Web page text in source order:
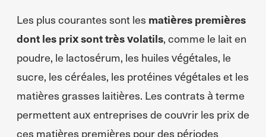
Les plus courantes sont les matières premières
dont les prix sont très volatils, comme le lait en
poudre, le lactosérum, les huiles végétales, le
sucre, les céréales, les protéines végétales et les
matières grasses laitières. Les contrats à terme
permettent aux entreprises de couvrir les prix de
ces matières premières pour des périodes